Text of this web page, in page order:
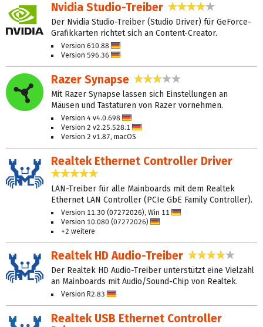
Nvidia Studio-Treiber 4,0 Sterne
Der Nvidia Studio-Treiber (Studio Driver) für GeForce-
Grafikkarten richtet sich an Content-Creator.
Version 610.88
Version 596.36
Razer Synapse 3,0 Sterne
Mit Razer Synapse lassen sich Einstellungen an
Mäusen und Tastaturen von Razer vornehmen.
Version 4 v4.0.698
Version 2 v2.25.528.1
Version 2 v1.87, macOS
Realtek Ethernet Controller Driver
LAN-Treiber für alle Mainboards mit dem Realtek
Ethernet LAN Controller (PCIe GbE Family Controller).
Version 11.30 (07272026), Win 11
Version 10.080 (07272026)
+2 weitere
Realtek HD Audio-Treiber 4,0
Der Realtek HD Audio-Treiber unterstützt eine Vielzahl
an Mainboards mit Audio/Sound-Chip von Realtek.
Version R2.83
Realtek USB Ethernet Controller